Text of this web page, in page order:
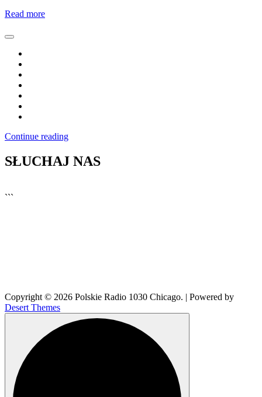
Read more
Continue reading
SŁUCHAJ NAS
```
Copyright © 2026 Polskie Radio 1030 Chicago. | Powered by
Desert Themes